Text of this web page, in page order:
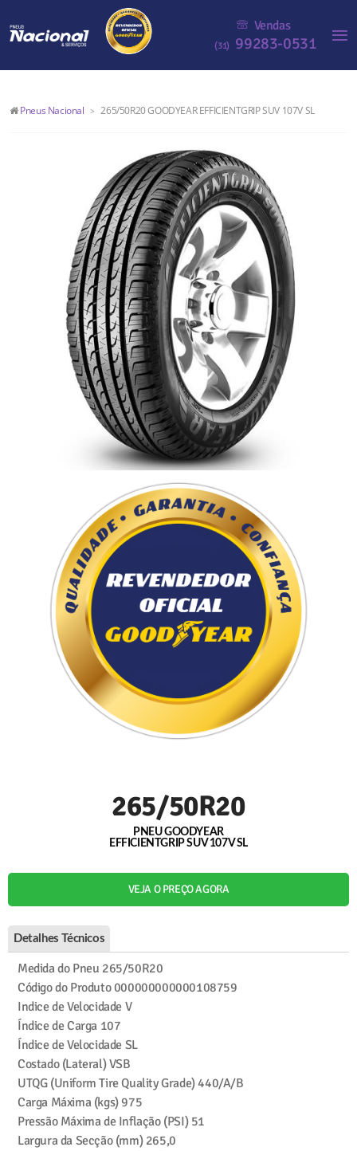
Vendas
(31) 99283-0531
Pneus Nacional > 265/50R20 GOODYEAR EFFICIENTGRIP SUV 107V SL
265/50R20
PNEU GOODYEAR
EFFICIENTGRIP SUV 107V SL
VEJA O PREÇO AGORA
Detalhes Técnicos
Medida do Pneu 265/50R20
Código do Produto000000000000108759
Indice de Velocidade V
Índice de Carga 107
Índice de Velocidade SL
Costado (Lateral)VSB
UTQG (Uniform Tire Quality Grade)440/A/B
Carga Máxima (kgs)975
Pressão Máxima de Inflação (PSI) 51
Largura da Secção (mm) 265,0